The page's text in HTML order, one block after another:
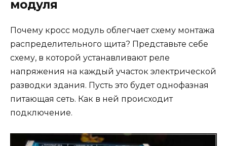
модуля
Почему кросс модуль облегчает схему монтажа
распределительного щита? Представьте себе
схему, в которой устанавливают реле
напряжения на каждый участок электрической
разводки здания. Пусть это будет однофазная
питающая сеть. Как в ней происходит
подключение.